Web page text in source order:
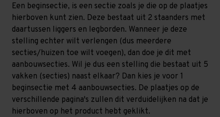
Een beginsectie, is een sectie zoals je die op de plaatjes
hierboven kunt zien. Deze bestaat uit 2 staanders met
daartussen liggers en legborden. Wanneer je deze
stelling echter wilt verlengen (dus meerdere
secties/huizen toe wilt voegen), dan doe je dit met
aanbouwsecties. Wil je dus een stelling die bestaat uit 5
vakken (secties) naast elkaar? Dan kies je voor 1
beginsectie met 4 aanbouwsecties. De plaatjes op de
verschillende pagina's zullen dit verduidelijken na dat je
hierboven op het product hebt geklikt.